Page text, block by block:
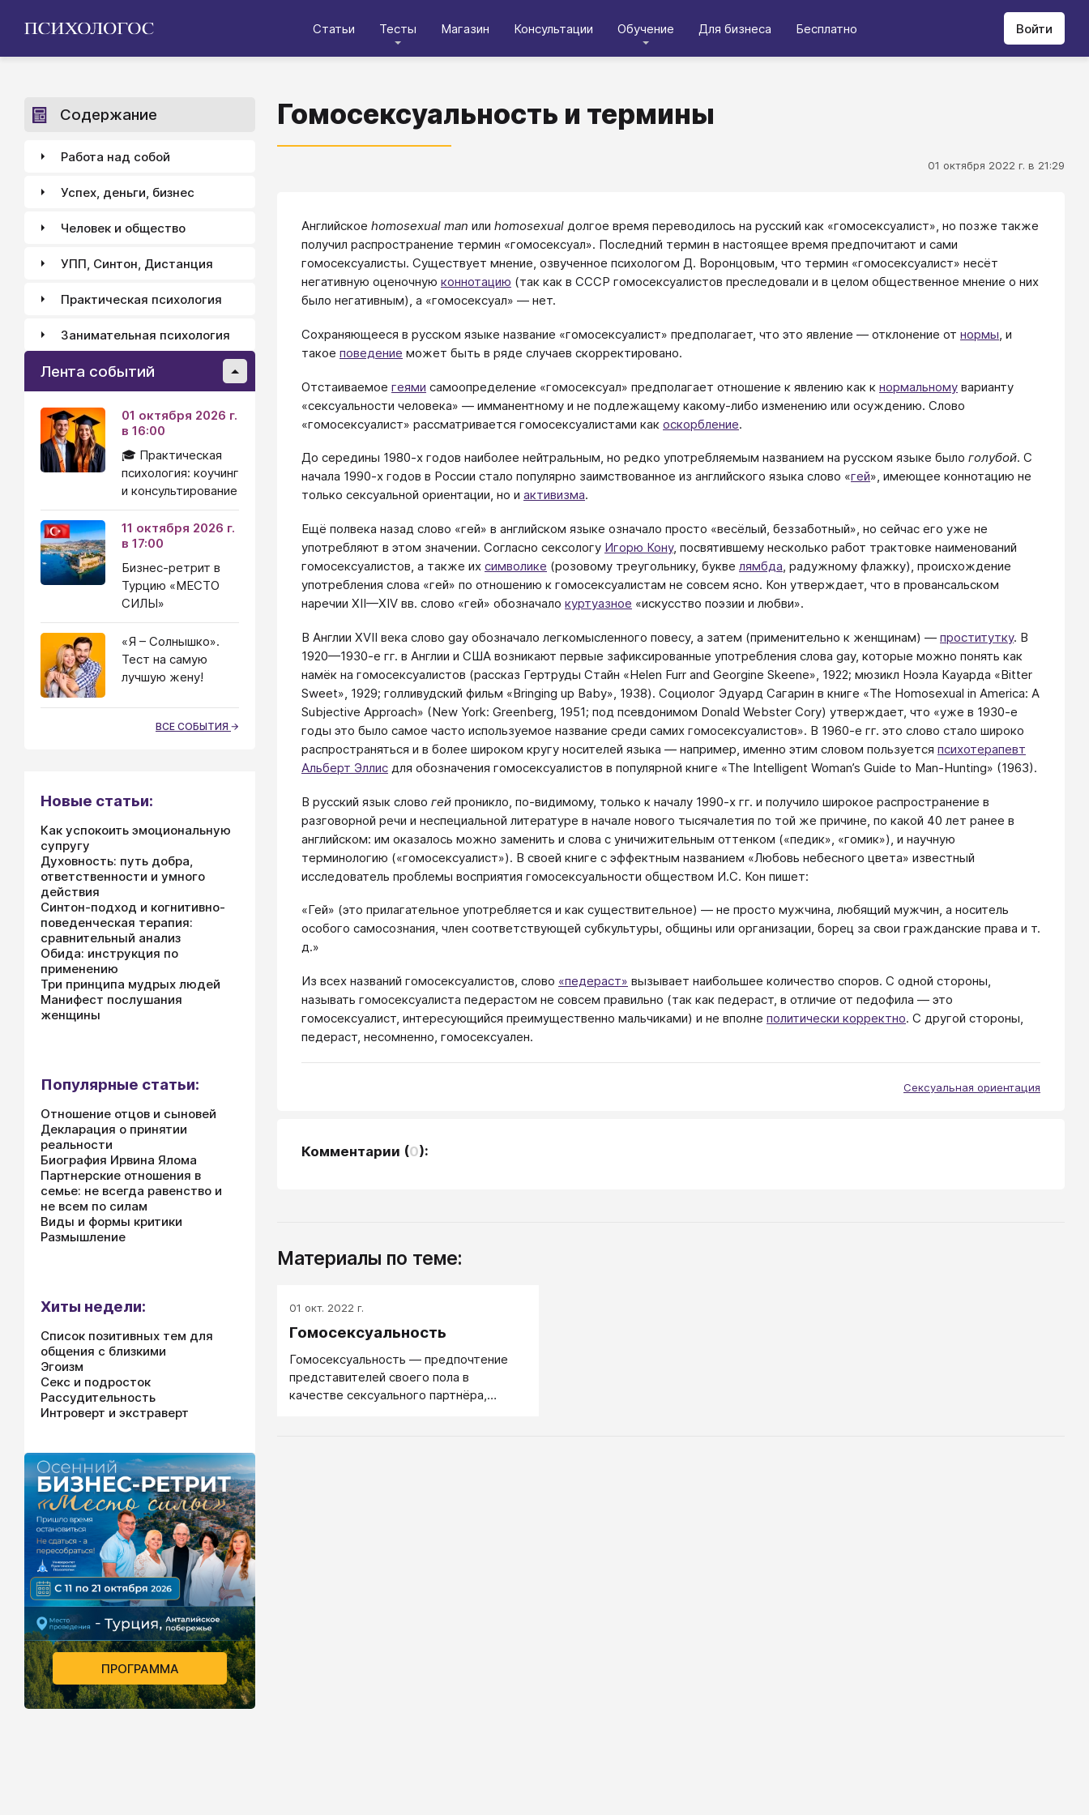
Статьи Тесты Магазин Консультации Обучение Для бизнеса Бесплатно Войти
Гомосексуальность и термины
01 октября 2022 г. в 21:29
Английское homosexual man или homosexual долгое время переводилось на русский как «гомосексуалист», но позже также
получил распространение термин «гомосексуал». Последний термин в настоящее время предпочитают и сами
гомосексуалисты. Существует мнение, озвученное психологом Д. Воронцовым, что термин «гомосексуалист» несёт
негативную оценочную коннотацию (так как в СССР гомосексуалистов преследовали и в целом общественное мнение о них
было негативным), а «гомосексуал» — нет.
Сохраняющееся в русском языке название «гомосексуалист» предполагает, что это явление — отклонение от нормы , и
такое поведение может быть в ряде случаев скорректировано.
Отстаиваемое геями самоопределение «гомосексуал» предполагает отношение к явлению как к нормальному варианту
«сексуальности человека» — имманентному и не подлежащему какому-либо изменению или осуждению. Слово
«гомосексуалист» рассматривается гомосексуалистами как оскорбление.
До середины 1980-х годов наиболее нейтральным, но редко употребляемым названием на русском языке было голубой. С
начала 1990-х годов в России стало популярно заимствованное из английского языка слово «гей», имеющее коннотацию не
только сексуальной ориентации, но и активизма.
Ещё полвека назад слово «гей» в английском языке означало просто «весёлый, беззаботный», но сейчас его уже не
употребляют в этом значении. Согласно сексологу Игорю Кону, посвятившему несколько работ трактовке наименований
гомосексуалистов, а также их символике (розовому треугольнику, букве лямбда, радужному флажку), происхождение
употребления слова «гей» по отношению к гомосексуалистам не совсем ясно. Кон утверждает, что в провансальском
наречии XII—XIV вв. слово «гей» обозначало куртуазное «искусство поэзии и любви».
В Англии XVII века слово gay обозначало легкомысленного повесу, а затем (применительно к женщинам) — проститутку. В
1920—1930-е гг. в Англии и США возникают первые зафиксированные употребления слова gay, которые можно понять как
намёк на гомосексуалистов (рассказ Гертруды Стайн «Helen Furr and Georgine Skeene», 1922; мюзикл Ноэла Кауарда «Bitter
Sweet», 1929; голливудский фильм «Bringing up Baby», 1938). Социолог Эдуард Сагарин в книге «The Homosexual in America: A
Subjective Approach» (New York: Greenberg, 1951; под псевдонимом Donald Webster Cory) утверждает, что «уже в 1930-е
годы это было самое часто используемое название среди самих гомосексуалистов». В 1960-е гг. это слово стало широко
распространяться и в более широком кругу носителей языка — например, именно этим словом пользуется психотерапевт
Альберт Эллис для обозначения гомосексуалистов в популярной книге «The Intelligent Woman’s Guide to Man-Hunting» (1963).
В русский язык слово гей проникло, по-видимому, только к началу 1990-х гг. и получило широкое распространение в
разговорной речи и неспециальной литературе в начале нового тысячалетия по той же причине, по какой 40 лет ранее в
английском: им оказалось можно заменить и слова с уничижительным оттенком («педик», «гомик»), и научную
терминологию («гомосексуалист»). В своей книге с эффектным названием «Любовь небесного цвета» известный
исследователь проблемы восприятия гомосексуальности обществом И.С. Кон пишет:
«Гей» (это прилагательное употребляется и как существительное) — не просто мужчина, любящий мужчин, а носитель
особого самосознания, член соответствующей субкультуры, общины или организации, борец за свои гражданские права и т.
д.»
Из всех названий гомосексуалистов, слово «педераст» вызывает наибольшее количество споров. С одной стороны,
называть гомосексуалиста педерастом не совсем правильно (так как педераст, в отличие от педофила — это
гомосексуалист, интересующийся преимущественно мальчиками) и не вполне политически корректно. C другой стороны,
педераст, несомненно, гомосексуален.
Сексуальная ориентация
Комментарии (0):
Материалы по теме:
01 окт. 2022 г.
Гомосексуальность
Гомосексуальность — предпочтение
представителей своего пола в
качестве сексуального партнёра,
Содержание
Работа над собой
Успех, деньги, бизнес
Человек и общество
УПП, Синтон, Дистанция
Практическая психология
Занимательная психология
Лента событий
01 октября 2026 г.
в 16:00
🎓 Практическая
психология: коучинг
и консультирование
11 октября 2026 г.
в 17:00
Бизнес-ретрит в
Турцию «МЕСТО
СИЛЫ»
«Я – Солнышко».
Тест на самую
лучшую жену!
ВСЕ СОБЫТИЯ
Новые статьи:
Как успокоить эмоциональную
супругу
Духовность: путь добра,
ответственности и умного
действия
Синтон-подход и когнитивно-
поведенческая терапия:
сравнительный анализ
Обида: инструкция по
применению
Три принципа мудрых людей
Манифест послушания
женщины
Популярные статьи:
Отношение отцов и сыновей
Декларация о принятии
реальности
Биография Ирвина Ялома
Партнерские отношения в
семье: не всегда равенство и
не всем по силам
Виды и формы критики
Размышление
Хиты недели:
Список позитивных тем для
общения с близкими
Эгоизм
Секс и подросток
Рассудительность
Интроверт и экстраверт
ПРОГРАММА